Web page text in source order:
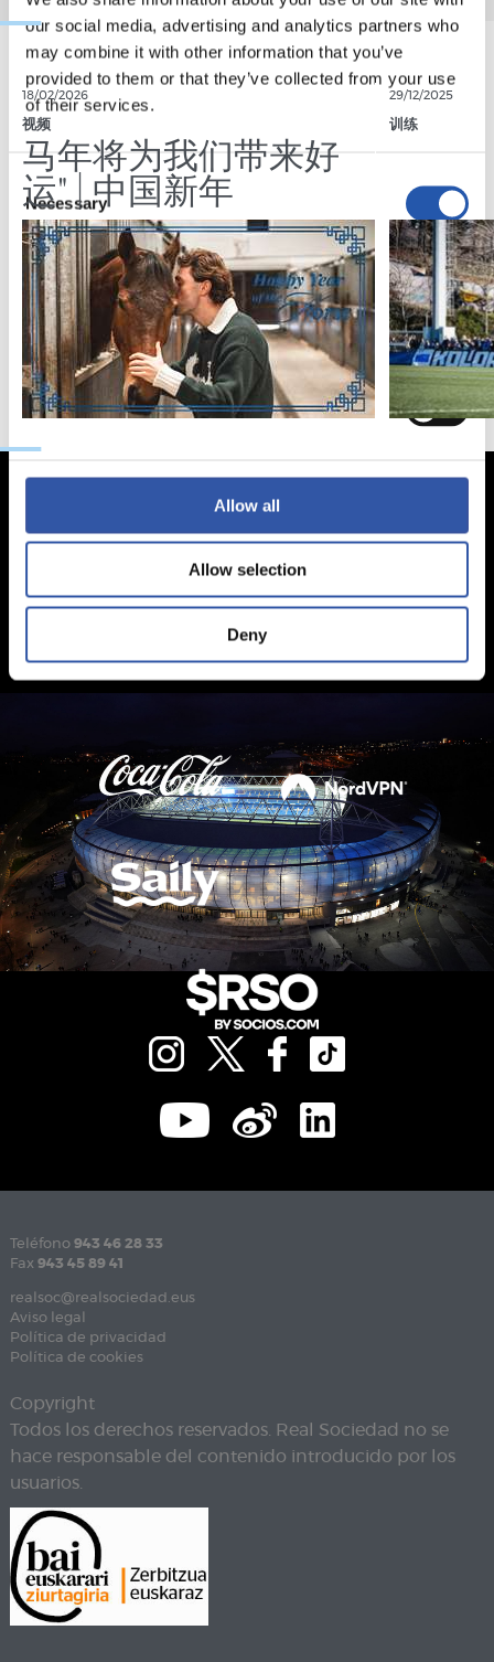
our social media, advertising and analytics partners who
may combine it with other information that you’ve
provided to them or that they’ve collected from your use
of their services.
Consent
Selection
Necessary
Preferences
Statistics
Marketing
Allow all
Allow selection
Deny
18/02/2026
视频
马年将为我们带来好
运" | 中国新年
29/12/2025
训练
Teléfono 943 46 28 33
Fax 943 45 89 41
realsoc@realsociedad.eus
Aviso legal
Política de privacidad
Política de cookies
Copyright
Todos los derechos reservados. Real Sociedad no se
hace responsable del contenido introducido por los
usuarios.